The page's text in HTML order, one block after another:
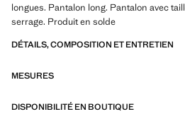
longues. Pantalon long. Pantalon avec
serrage. Produit en solde
DÉTAILS, COMPOSITION ET ENTRETIEN
MESURES
DISPONIBILITÉ EN BOUTIQUE